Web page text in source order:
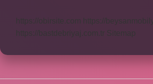
https://obirsite.com
https://
https://bastdebriyaj.com.tr Sitemap